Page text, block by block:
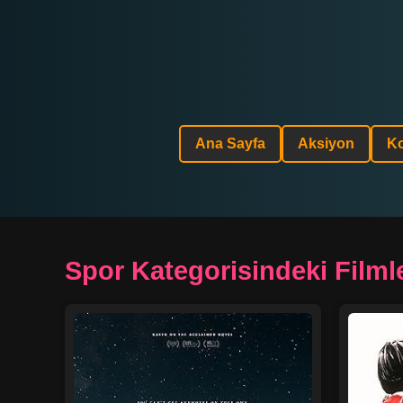
Ana Sayfa Aksiyon
Spor Kategorisindeki